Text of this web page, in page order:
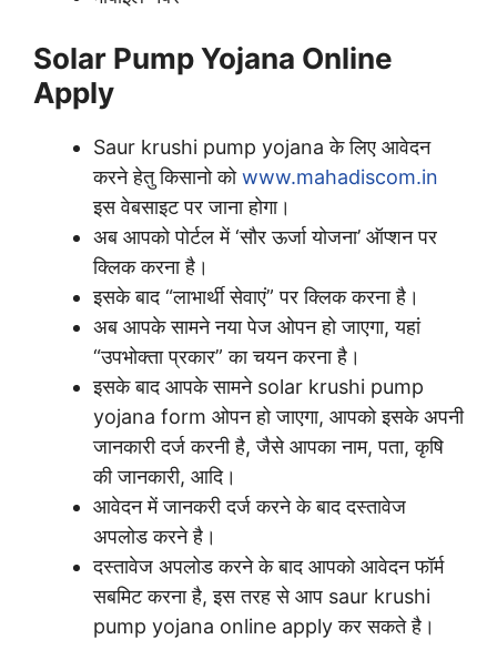
Solar Pump Yojana Online
Apply
Saur krushi pump yojana के लिए आवेदन
करने हेतु किसानो कोwww.mahadiscom.in
इस वेबसाइट पर जाना होगा।
अब आपको पोर्टल में ‘सौर ऊर्जा योजना’ ऑप्शन पर
क्लिक करना है।
इसके बाद “लाभार्थी सेवाएं” पर क्लिक करना है।
अब आपके सामने नया पेज ओपन हो जाएगा, यहां
“उपभोक्ता प्रकार” का चयन करना है।
इसके बाद आपके सामने solar krushi pump
yojana form ओपन हो जाएगा, आपको इसके अपनी
जानकारी दर्ज करनी है, जैसे आपका नाम, पता, कृषि
की जानकारी, आदि।
आवेदन में जानकरी दर्ज करने के बाद दस्तावेज
अपलोड करने है।
दस्तावेज अपलोड करने के बाद आपको आवेदन फॉर्म
सबमिट करना है, इस तरह से आप saur krushi
pump yojana online apply कर सकते है।